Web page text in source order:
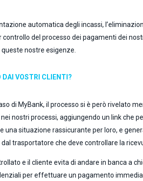
automatica degli incassi,
del processo dei pagamenti dei
nostre esigenze.
DAI VOSTRI CLIENTI?
di MyBank, il processo si è però rivelato
nostri processi, aggiungendo un link che
situazione rassicurante per loro, e
trasportatore che deve controllare la
e il cliente evita di andare in banca a
per effettuare un pagamento